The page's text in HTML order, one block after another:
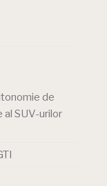
de
SUV-urilor